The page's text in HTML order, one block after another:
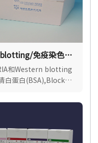
blotting/免疫染色封
和Western blotting
白蛋白(BSA),Block